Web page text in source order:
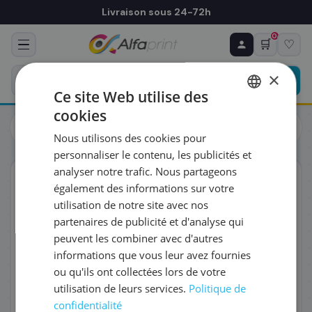
Livraison sous 24-72h
🛒
0
♡
Cartouches
Canon
000 pages
ORIGINAL
♻ COMMANDE RÉCURRENTE
Prévoyez & économisez
Programmez votre prochain achat — notre équipe
vous prépare un devis personnalisé
RÉFÉRENCE DU PRODUIT
FRÉQUENCE
QUANTITÉ PAR LIVRAISON
DATE DE PREMIÈRE LIVRAISON SOUHAITÉE
×
Ce site Web utilise des
cookies
Nous utilisons des cookies pour
personnaliser le contenu, les publicités et
analyser notre trafic. Nous partageons
également des informations sur votre
utilisation de notre site avec nos
partenaires de publicité et d'analyse qui
peuvent les combiner avec d'autres
informations que vous leur avez fournies
ou qu'ils ont collectées lors de votre
utilisation de leurs services. Politique de
confidentialité